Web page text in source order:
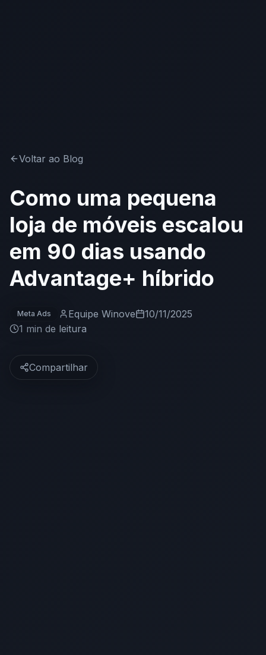
Voltar ao Blog
Como uma pequena
loja de móveis escalou
em 90 dias usando
Advantage+ híbrido
Meta Ads Equipe Winove
10/11/2025
1 min de leitura
Compartilhar